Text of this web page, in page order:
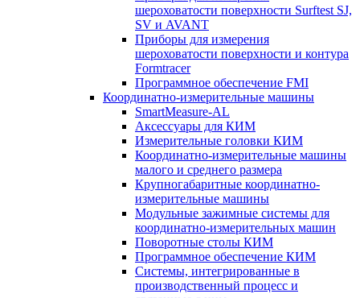
шероховатости поверхности Surftest SJ,
SV и AVANT
Приборы для измерения
шероховатости поверхности и контура
Formtracer
Программное обеспечение FMI
Координатно-измерительные машины
SmartMeasure-AL
Аксессуары для КИМ
Измерительные головки КИМ
Координатно-измерительные машины
малого и среднего размера
Крупногабаритные координатно-
измерительные машины
Модульные зажимные системы для
координатно-измерительных машин
Поворотные столы КИМ
Программное обеспечение КИМ
Системы, интегрированные в
производственный процесс и